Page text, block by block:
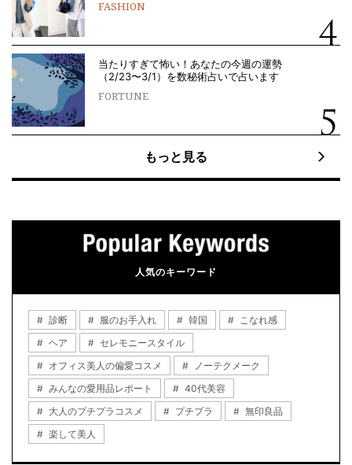
FASHION
当たりすぎて怖い！あなたの今週の運勢
（2/23〜3/1）を数秘術占いで占います
FORTUNE
もっと見る
人気のキーワード
診断 服のお手入れ 韓国
こなれ感
ヘア
セレモニースタイル
オフィス美人の偏愛コスメ
ノーテクメーク
みんなの愛用品レポート
40代美容
大人のプチプラコスメ
プチプラ
無印良品
楽して美人